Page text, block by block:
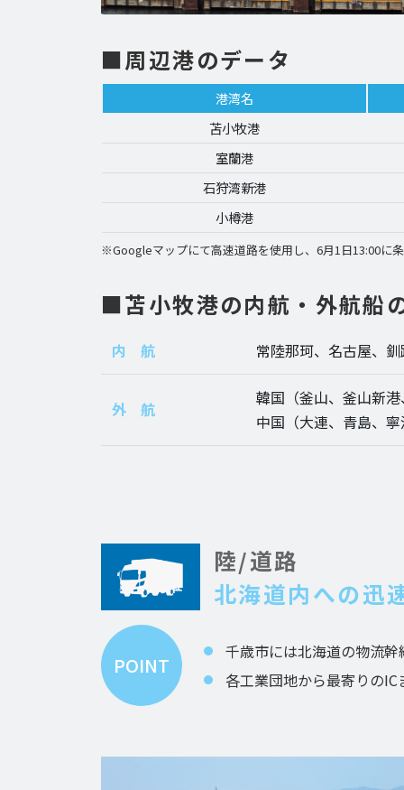
■周辺港のデータ
港湾名
苫小牧港
室蘭港
石狩湾新港
小樽港
※Googleマップにて高速道路を使用し、6月1日13:00に
■苫小牧港の内航・外航船
内 航 常陸那珂、名古屋、
外 航
韓国（釜山、釜山新
中国（大連、青島、
陸/道路
北海道内への迅
POINT
千歳市には北海道の物流
各工業団地から最寄りの